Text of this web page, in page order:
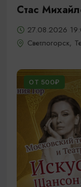
Стас
27.08.2026
Светлогорск,
ОТ 500₽